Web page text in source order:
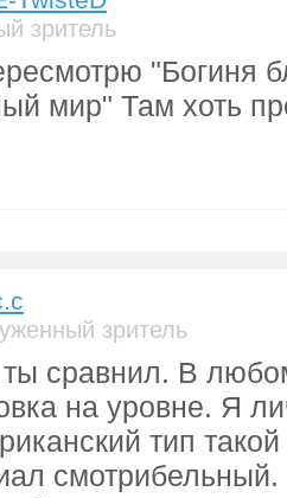
зритель
"Богиня
мир" Там хоть
зритель
ты сравнил. В
на уровне. Я
тип